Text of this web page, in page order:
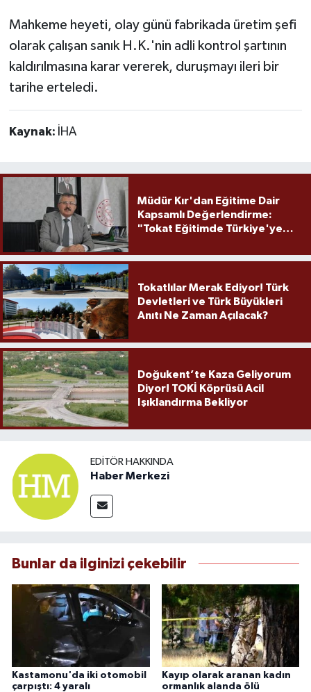
Mahkeme heyeti, olay günü fabrikada üretim şefi
olarak çalışan sanık H.K.'nin adli kontrol şartının
kaldırılmasına karar vererek, duruşmayı ileri bir
tarihe erteledi.
Kaynak: İHA
Müdür Kır'dan Eğitime Dair
Kapsamlı Değerlendirme:
"Tokat Eğitimde Türkiye'ye
Tokatlılar Merak Ediyor! Türk
Devletleri ve Türk Büyükleri
Anıtı Ne Zaman Açılacak?
Doğukent’te Kaza Geliyorum
Diyor! TOKİ Köprüsü Acil
Işıklandırma Bekliyor
EDITÖR HAKKINDA
Haber Merkezi
Bunlar da ilginizi çekebilir
Kastamonu'da iki otomobil
çarpıştı: 4 yaralı
Kayıp olarak aranan kadın
ormanlık alanda ölü